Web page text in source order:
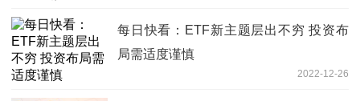
每日快看：ETF新主题层出不穷 投资布
局需适度谨慎
2022-12-26